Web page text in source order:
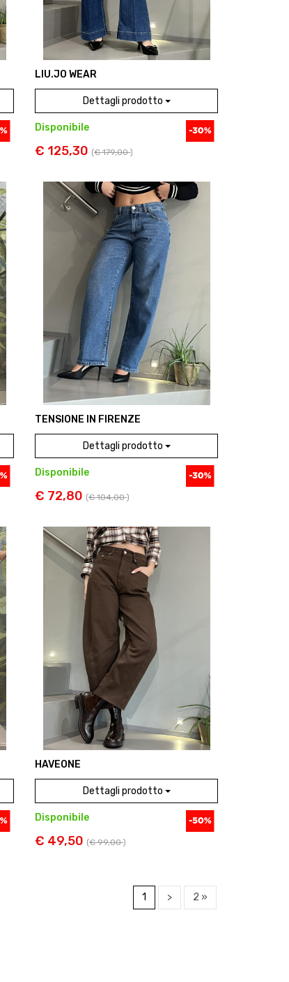
LIU.JO WEAR
Dettagli prodotto
Disponibile
€ 125,30 (€ 179,00)
TENSIONE IN FIRENZE
Dettagli prodotto
Disponibile
€ 72,80 (€ 104,00)
HAVEONE
Dettagli prodotto
Disponibile
€ 49,50 (€ 99,00)
1 > 2 »